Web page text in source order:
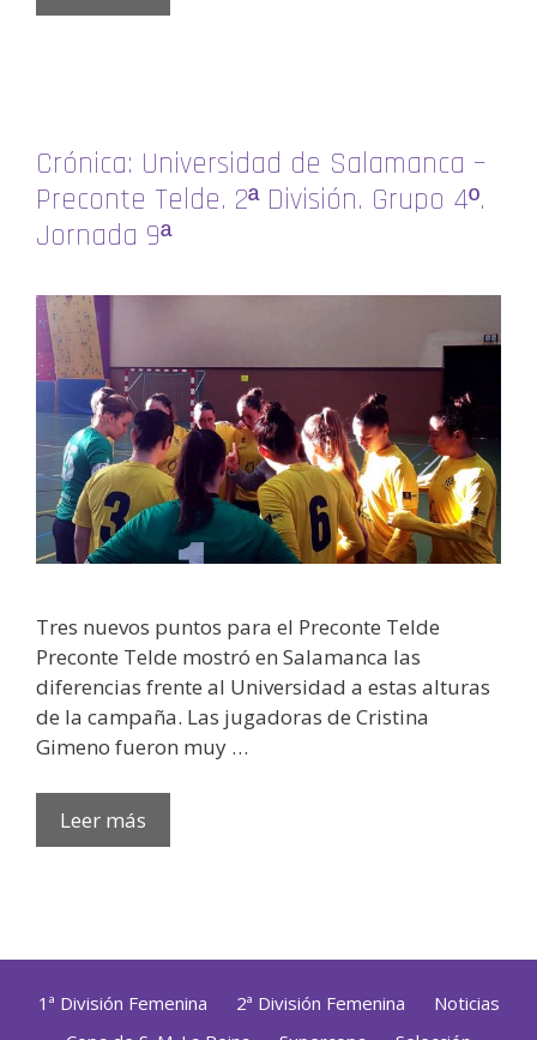
Crónica: Universidad de Salamanca –
Preconte Telde. 2ª División. Grupo 4º.
Jornada 9ª
Tres nuevos puntos para el Preconte Telde
Preconte Telde mostró en Salamanca las
diferencias frente al Universidad a estas alturas
de la campaña. Las jugadoras de Cristina
Gimeno fueron muy …
Leer más
1ª División Femenina 2ª División Femenina
Noticias